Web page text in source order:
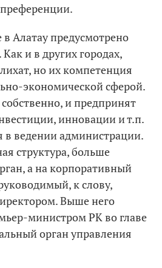
в Алатау предусмотрено
и в других городах,
но их компетенция
экономической сферой.
собственно, и предпринят
инновации и т.п.
в ведении администрации.
структура, больше
а на корпоративный
к слову,
Выше него
министром РК во главе
орган управления